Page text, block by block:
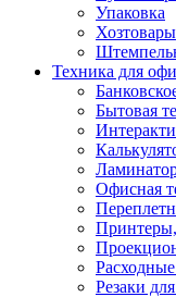
Упаковка
Хозтовары
Техника для
Бытовая
Офисная
Резаки